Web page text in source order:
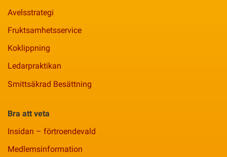
Avelsstrategi
Fruktsamhetsservice
Koklippning
Ledarpraktikan
Smittsäkrad Besättning
Bra att veta
Insidan – förtroendevald
Medlemsinformation